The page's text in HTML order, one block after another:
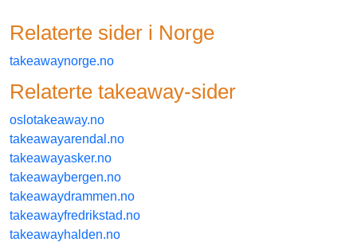
Relaterte sider i norge
takeawaynorge.no
Relaterte takeaway-sider
oslotakeaway.no
takeawayarendal.no
takeawayasker.no
takeawaybergen.no
takeawaydrammen.no
takeawayfredrikstad.no
takeawayhalden.no